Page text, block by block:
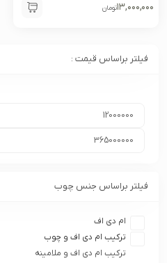
۱۳,۰۰۰,۰۰۰تومان
فیلتر براساس قیمت :
فیلتر براساس جنس چوب
ام دی اف
ترکیب ام دی اف و چوب
ترکیب ام دی اف و ملامینه